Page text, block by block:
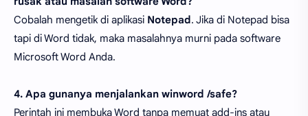
Cobalah mengetik di aplikasi Notepad. Jika di Notepad bisa
tapi di Word tidak, maka masalahnya murni pada software
Microsoft Word Anda.
4. Apa gunanya menjalankan winword /safe?
Perintah ini membuka Word tanpa memuat add-ins atau